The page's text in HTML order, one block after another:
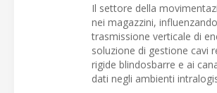
Il settore della
nei magazzini,
trasmissione verticale di
soluzione di gestione cavi
rigide blindosbarre e ai
dati negli ambienti